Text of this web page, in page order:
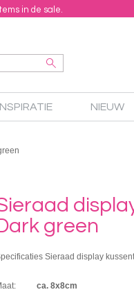
in de sale.
NIEUW
green
Sieraad display
ca. 8x8cm